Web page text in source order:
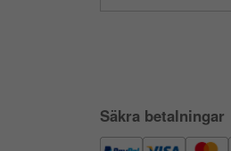
Säkra betalningar